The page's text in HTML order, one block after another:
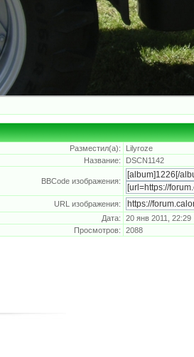
Разместил(а):
Lilyroze
Название:
DSCN1142
BBCode изображения:
URL изображения:
Дата:
20 янв 2011, 22:29
Просмотров:
2088